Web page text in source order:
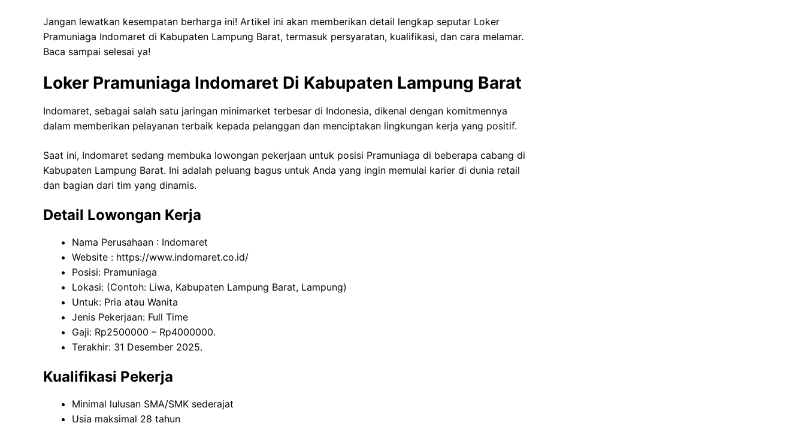
Jangan lewatkan kesempatan berharga ini! Artikel ini akan memberikan detail lengkap seputar Loker
Pramuniaga Indomaret di Kabupaten Lampung Barat, termasuk persyaratan, kualifikasi, dan cara melamar.
Baca sampai selesai ya!
Loker Pramuniaga Indomaret Di Kabupaten Lampung Barat
Indomaret, sebagai salah satu jaringan minimarket terbesar di Indonesia, dikenal dengan komitmennya
dalam memberikan pelayanan terbaik kepada pelanggan dan menciptakan lingkungan kerja yang positif.
Saat ini, Indomaret sedang membuka lowongan pekerjaan untuk posisi Pramuniaga di beberapa cabang di
Kabupaten Lampung Barat. Ini adalah peluang bagus untuk Anda yang ingin memulai karier di dunia retail
dan bagian dari tim yang dinamis.
Detail Lowongan Kerja
Nama Perusahaan : Indomaret
Website : https://www.indomaret.co.id/
Posisi: Pramuniaga
Lokasi: (Contoh: Liwa, Kabupaten Lampung Barat, Lampung)
Untuk: Pria atau Wanita
Jenis Pekerjaan: Full Time
Gaji: Rp2500000 – Rp4000000.
Terakhir: 31 Desember 2025.
Kualifikasi Pekerja
Minimal lulusan SMA/SMK sederajat
Usia maksimal 28 tahun